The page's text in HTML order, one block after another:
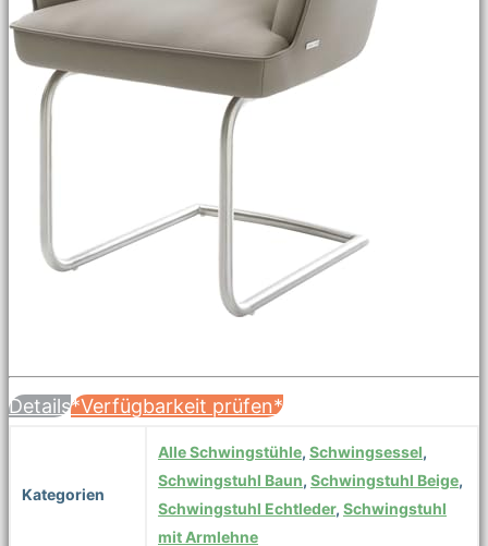
Details*Verfügbarkeit prüfen*
Kategorien
Alle Schwingstühle, Schwingsessel,
Schwingstuhl Baun, Schwingstuhl Beige,
Schwingstuhl Echtleder, Schwingstuhl
mit Armlehne